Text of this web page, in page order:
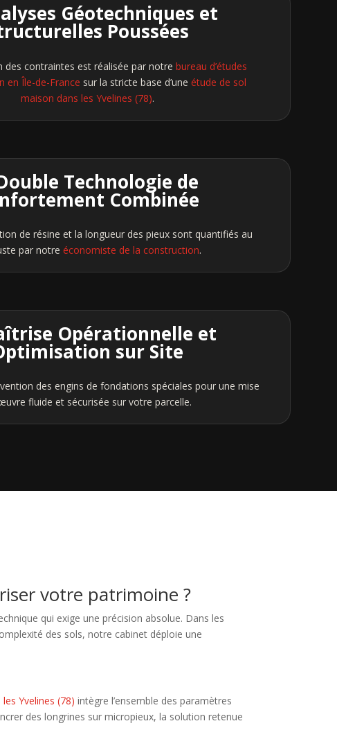
Géotechniques et
Poussées
des contraintes est réalisée par notre bureau d’études
en Île-de-France sur la stricte base d’une étude de sol
maison dans les Yvelines (78).
Technologie de
Combinée
de résine et la longueur des pieux sont quantifiés au
par notreéconomiste de la construction.
Opérationnelle et
sur Site
des engins de fondations spéciales pour une mise
fluide et sécurisée sur votre parcelle.
votre patrimoine ?
qui exige une précision absolue. Dans les
des sols, notre cabinet déploie une
Yvelines (78) intègre l’ensemble des paramètres
des longrines sur micropieux, la solution retenue